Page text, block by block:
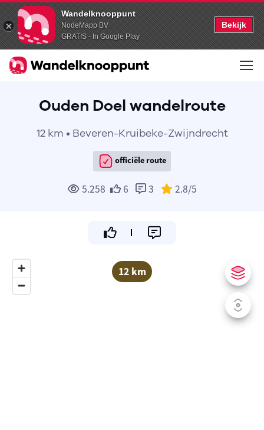
Wandelknooppunt
NodeMapp BV
GRATIS - In Google Play
Bekijk
Ouden Doel wandelroute
12 km • Beveren-Kruibeke-Zwijndrecht
officiële route
5.258 6 3 2.8/5
12 km